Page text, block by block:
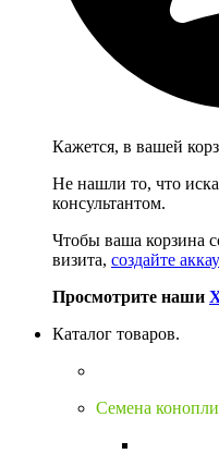
Кажется, в вашей
Не нашли то, что
консультантом.
Чтобы ваша корзина
визита, создайте
Просмотрите наши
Каталог товаров.
Семена конопли